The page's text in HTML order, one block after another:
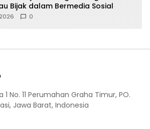
Bijak dalam Bermedia Sosial
0
1 No. 11 Perumahan Graha Timur, PO.
Jawa Barat, Indonesia